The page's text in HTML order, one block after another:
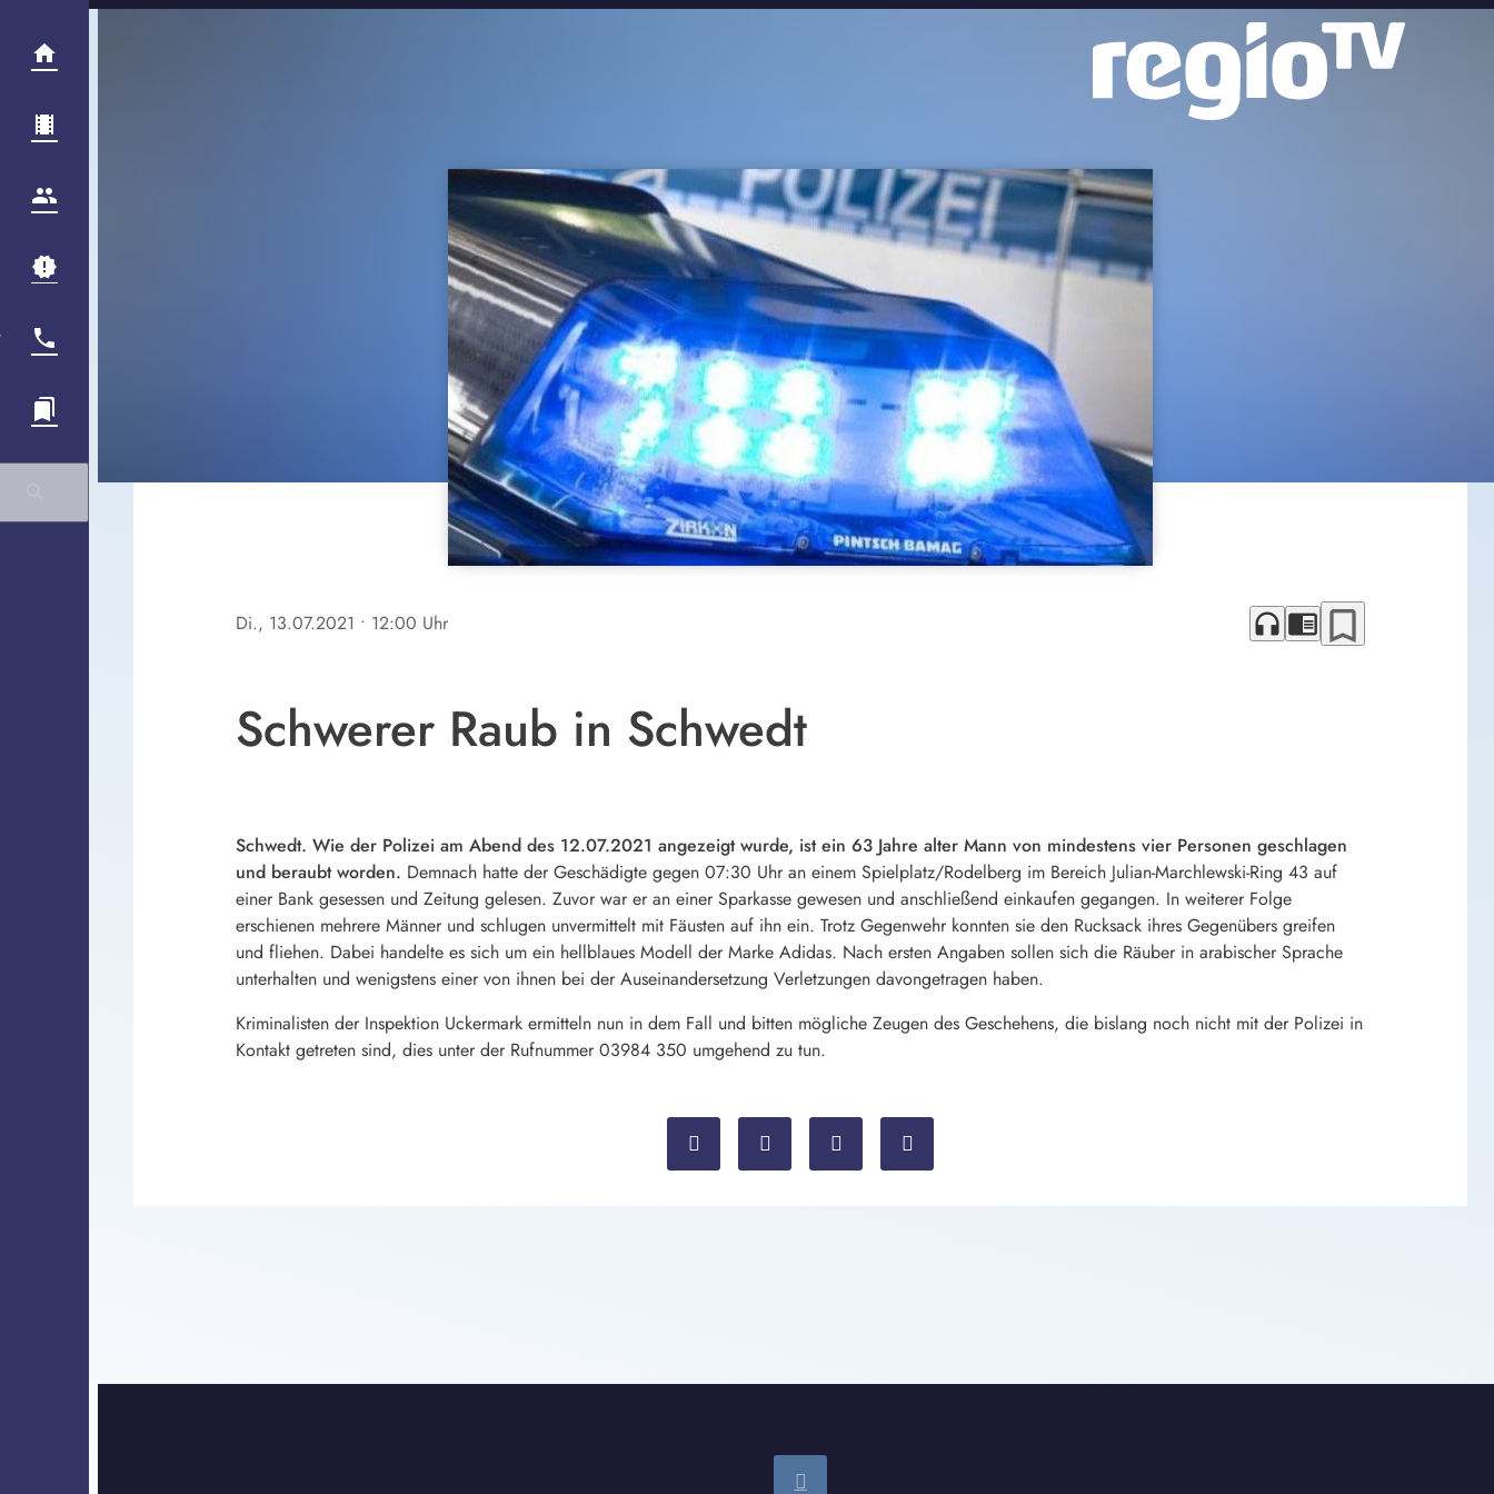
Di., 13.07.2021 • 12:00 Uhr headphones chrome_reader_mode bookmark_border
Schwerer Raub in Schwedt
Schwedt. Wie der Polizei am Abend des 12.07.2021 angezeigt wurde, ist ein 63 Jahre alter Mann von mindestens vier Personen geschlagen
und beraubt worden. Demnach hatte der Geschädigte gegen 07:30 Uhr an einem Spielplatz/Rodelberg im Bereich Julian-Marchlewski-Ring 43 auf
einer Bank gesessen und Zeitung gelesen. Zuvor war er an einer Sparkasse gewesen und anschließend einkaufen gegangen. In weiterer Folge
erschienen mehrere Männer und schlugen unvermittelt mit Fäusten auf ihn ein. Trotz Gegenwehr konnten sie den Rucksack ihres Gegenübers greifen
und fliehen. Dabei handelte es sich um ein hellblaues Modell der Marke Adidas. Nach ersten Angaben sollen sich die Räuber in arabischer Sprache
unterhalten und wenigstens einer von ihnen bei der Auseinandersetzung Verletzungen davongetragen haben.
Kriminalisten der Inspektion Uckermark ermitteln nun in dem Fall und bitten mögliche Zeugen des Geschehens, die bislang noch nicht mit der Polizei in
Kontakt getreten sind, dies unter der Rufnummer 03984 350 umgehend zu tun.